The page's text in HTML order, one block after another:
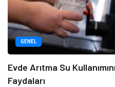
GENEL
Evde Arıtma Su
Faydaları